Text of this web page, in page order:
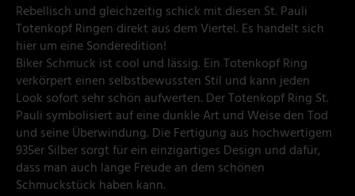
Rebellisch und gleichzeitig schick mit diesen St. Pauli
Totenkopf Ringen direkt aus dem Viertel. Es handelt sich
hier um eine Sonderedition!
Biker Schmuck ist cool und lässig. Ein Totenkopf Ring
verkörpert einen selbstbewussten Stil und kann jeden
Look sofort sehr schön aufwerten. Der Totenkopf Ring St.
Pauli symbolisiert auf eine dunkle Art und Weise den Tod
und seine Überwindung. Die Fertigung aus hochwertigem
935er Silber sorgt für ein einzigartiges Design und dafür,
dass man auch lange Freude an dem schönen
Schmuckstück haben kann.